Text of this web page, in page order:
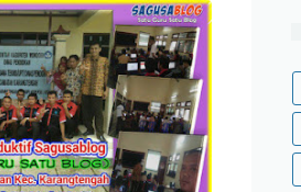
t
a
r
P
e
n
g